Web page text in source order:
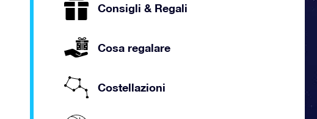
Consigli & Regali
Cosa regalare
Costellazioni